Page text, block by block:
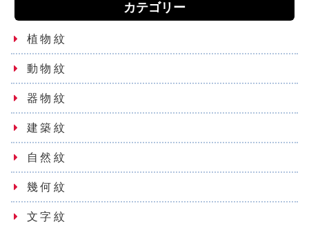
カテゴリー
植物紋
動物紋
器物紋
建築紋
自然紋
幾何紋
文字紋